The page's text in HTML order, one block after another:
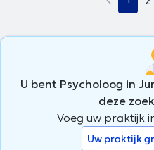
U bent Psycholoog in
deze
Voeg uw praktijk
Uw praktijk